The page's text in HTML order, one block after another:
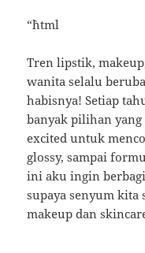
“`html
Tren lipstik,
wanita selalu
habisnya! Setiap
banyak pilihan
excited untuk
glossy, sampai
ini aku ingin
supaya senyum
makeup dan